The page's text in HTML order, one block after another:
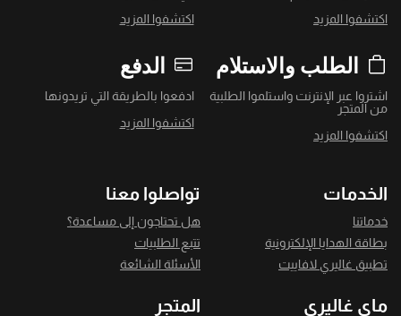
اكتشفوا المزيد
اكتشفوا المزيد
الطلب والاستلام
اشتروا عبر الإنترنت واستلموا الطلبية
من المتجر
اكتشفوا المزيد
الدفع
ادفعوا بالطريقة التي تريدونها
اكتشفوا المزيد
الخدمات
خدماتنا
بطاقة الهدايا الإلكترونية
تطبيق غاليري لافاييت
تواصلوا معنا
هل تحتاجون إلى مساعدة؟
تتبع الطلبيات
الأسئلة الشائعة
ماي غاليري المتجر